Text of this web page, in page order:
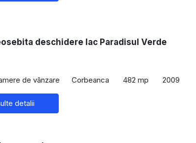
deschidere lac Paradisul Verde
de vânzare Corbeanca 482 mp 2009
detalii